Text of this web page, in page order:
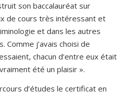
son baccalauréat sur
de cours très intéressant et
et dans les autres
Comme j’avais choisi de
chacun d’entre eux était
été un plaisir ».
d’études le certificat en